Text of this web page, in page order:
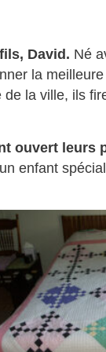
David. Né
la
la ville, ils
ouvert leurs
enfant